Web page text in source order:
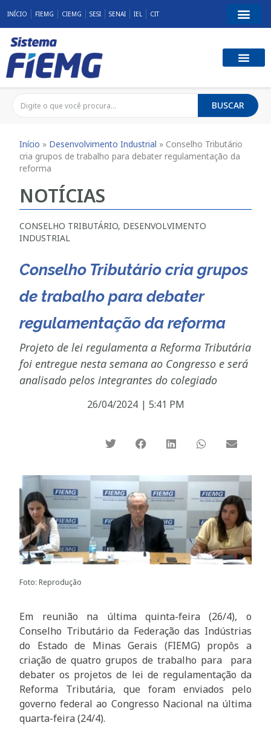
INÍCIO FIEMG CIEMG SESI SENAI IEL CIT
BUSCAR
Início » Desenvolvimento Industrial » Conselho Tributário
cria grupos de trabalho para debater regulamentação da
reforma
NOTÍCIAS
CONSELHO TRIBUTÁRIO, DESENVOLVIMENTO
INDUSTRIAL
Conselho Tributário cria grupos
de trabalho para debater
regulamentação da reforma
Projeto de lei regulamenta a Reforma Tributária
foi entregue nesta semana ao Congresso e será
analisado pelos integrantes do colegiado
26/04/2024 | 5:41 PM
Foto: Reprodução
Em reunião na última quinta-feira (26/4), o
Conselho Tributário da Federação das Indústrias
do Estado de Minas Gerais (FIEMG) propôs a
criação de quatro grupos de trabalho para para
debater os projetos de lei de regulamentação da
Reforma Tributária, que foram enviados pelo
governo federal ao Congresso Nacional na última
quarta-feira (24/4).